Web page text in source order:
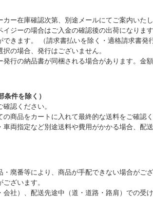
ー在庫確認次第、別途メールにてご案内いた
ジーの場合はご入金の確認後の出荷になります
きます。 （請求書払いを除く・適格請求書発
の場合、発行はございません。
行の納品書が同梱される場合があります。金
件を除く）
認ください。
商品をカートに入れて最終的な送料をご確認く
両指定など別途送料や費用がかかる場合、配
廃番等により、商品が手配できない場合がござ
ざいます。
社）、配送先途中（道・道路・路肩）での受